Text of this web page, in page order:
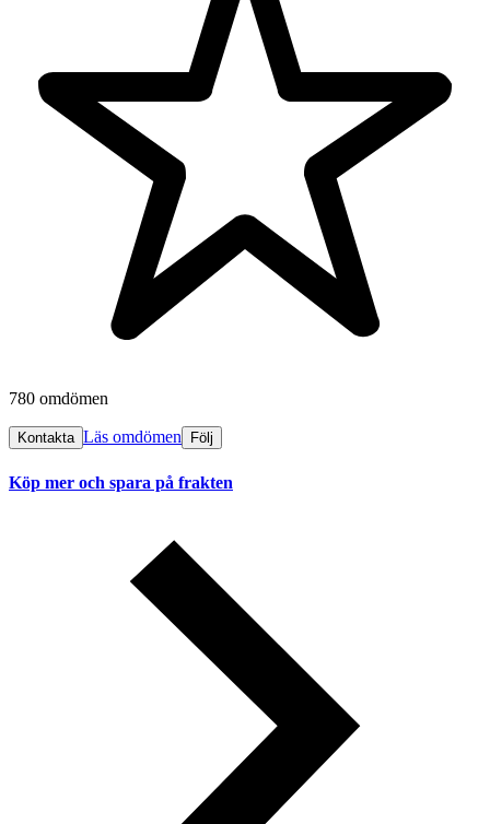
780 omdömen
Kontakta Läs omdömen Följ
Köp mer och spara på frakten